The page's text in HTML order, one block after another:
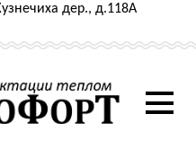
дер., д.118А